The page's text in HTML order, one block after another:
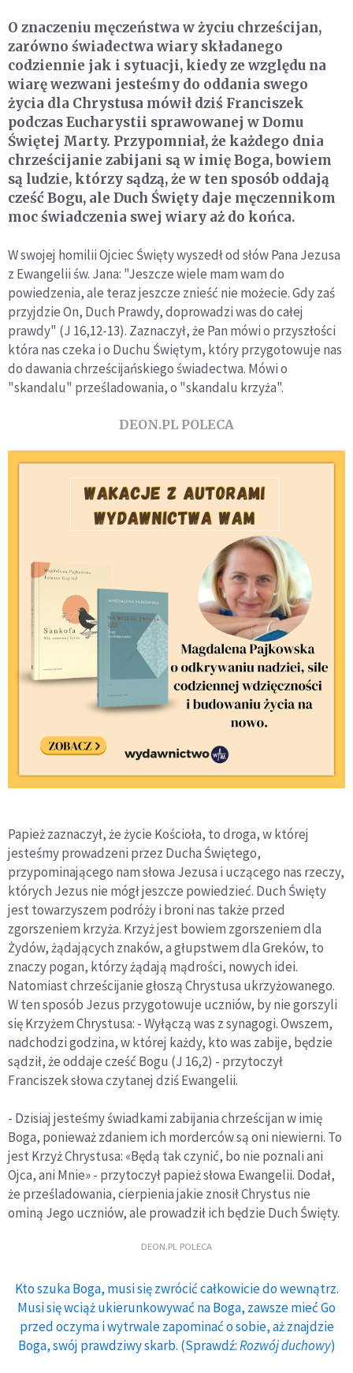
O znaczeniu męczeństwa w życiu chrześcijan,
zarówno świadectwa wiary składanego
codziennie jak i sytuacji, kiedy ze względu na
wiarę wezwani jesteśmy do oddania swego
życia dla Chrystusa mówił dziś Franciszek
podczas Eucharystii sprawowanej w Domu
Świętej Marty. Przypomniał, że każdego dnia
chrześcijanie zabijani są w imię Boga, bowiem
są ludzie, którzy sądzą, że w ten sposób oddają
cześć Bogu, ale Duch Święty daje męczennikom
moc świadczenia swej wiary aż do końca.
W swojej homilii Ojciec Święty wyszedł od słów Pana Jezusa
z Ewangelii św. Jana: "Jeszcze wiele mam wam do
powiedzenia, ale teraz jeszcze znieść nie możecie. Gdy zaś
przyjdzie On, Duch Prawdy, doprowadzi was do całej
prawdy" (J 16,12-13). Zaznaczył, że Pan mówi o przyszłości
która nas czeka i o Duchu Świętym, który przygotowuje nas
do dawania chrześcijańskiego świadectwa. Mówi o
"skandalu" prześladowania, o "skandalu krzyża".
DEON.PL POLECA
Papież zaznaczył, że życie Kościoła, to droga, w której
jesteśmy prowadzeni przez Ducha Świętego,
przypominającego nam słowa Jezusa i uczącego nas rzeczy,
których Jezus nie mógł jeszcze powiedzieć. Duch Święty
jest towarzyszem podróży i broni nas także przed
zgorszeniem krzyża. Krzyż jest bowiem zgorszeniem dla
Żydów, żądających znaków, a głupstwem dla Greków, to
znaczy pogan, którzy żądają mądrości, nowych idei.
Natomiast chrześcijanie głoszą Chrystusa ukrzyżowanego.
W ten sposób Jezus przygotowuje uczniów, by nie gorszyli
się Krzyżem Chrystusa: - Wyłączą was z synagogi. Owszem,
nadchodzi godzina, w której każdy, kto was zabije, będzie
sądził, że oddaje cześć Bogu (J 16,2) - przytoczył
Franciszek słowa czytanej dziś Ewangelii.
- Dzisiaj jesteśmy świadkami zabijania chrześcijan w imię
Boga, ponieważ zdaniem ich morderców są oni niewierni. To
jest Krzyż Chrystusa: «Będą tak czynić, bo nie poznali ani
Ojca, ani Mnie» - przytoczył papież słowa Ewangelii. Dodał,
że prześladowania, cierpienia jakie znosił Chrystus nie
ominą Jego uczniów, ale prowadził ich będzie Duch Święty.
DEON.PL POLECA
Kto szuka Boga, musi się zwrócić całkowicie do wewnątrz.
Musi się wciąż ukierunkowywać na Boga, zawsze mieć Go
przed oczyma i wytrwale zapominać o sobie, aż znajdzie
Boga, swój prawdziwy skarb. (Sprawdź:Rozwój duchowy)